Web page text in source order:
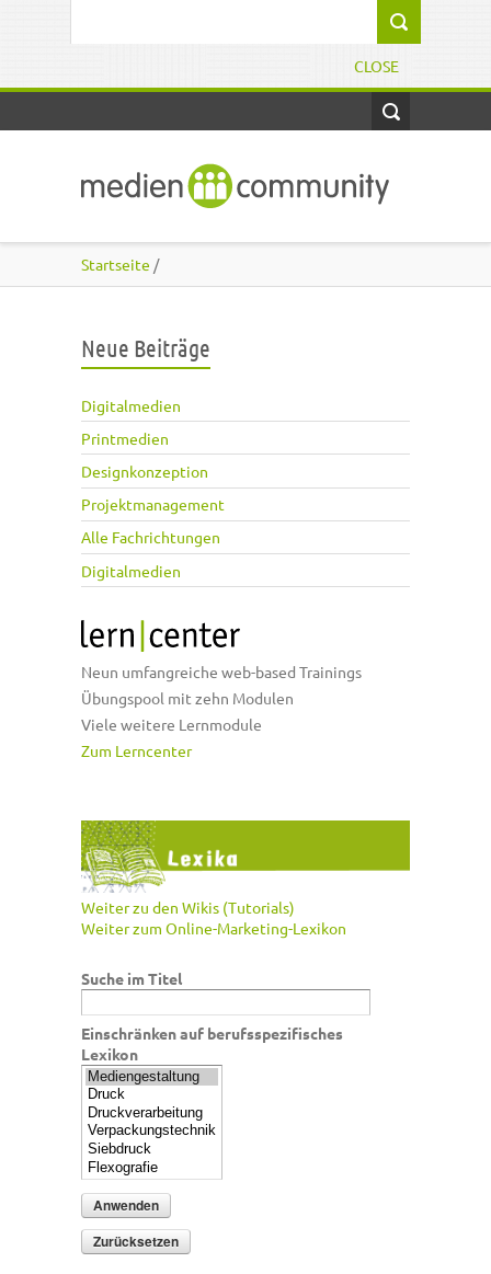
CLOSE
Startseite /
Neue Beiträge
Digitalmedien
Printmedien
Designkonzeption
Projektmanagement
Alle Fachrichtungen
Digitalmedien
Neun umfangreiche web-based Trainings
Übungspool mit zehn Modulen
Viele weitere Lernmodule
Zum Lerncenter
Weiter zu den Wikis (Tutorials)
Weiter zum Online-Marketing-Lexikon
Suche im Titel
Einschränken auf berufsspezifisches
Lexikon